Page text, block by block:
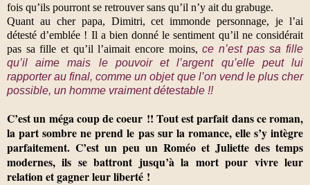
fois qu’ils pourront se retrouver sans qu’il n’y ait du grabuge.
Quant au cher papa, Dimitri, cet immonde personnage, je l’ai
détesté d’emblée ! Il a bien donné le sentiment qu’il ne considérait
pas sa fille et qu’il l’aimait encore moins, ce n’est pas sa fille
qu’il aime mais le pouvoir et l’argent qu’elle peut lui
rapporter au final, comme un objet que l’on vend le plus cher
possible, un homme vraiment détestable !!
C’est un méga coup de coeur !! Tout est parfait dans ce roman,
la part sombre ne prend le pas sur la romance, elle s’y intègre
parfaitement. C’est un peu un Roméo et Juliette des temps
modernes, ils se battront jusqu’à la mort pour vivre leur
relation et gagner leur liberté !